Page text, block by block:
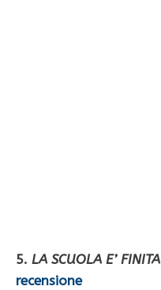
5. LA SCUOLA E’ FINITA
recensione